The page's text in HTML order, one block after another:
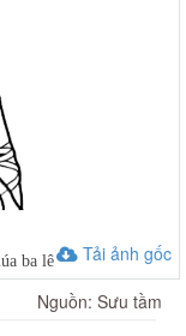
Tải ảnh gốc
ba lê
Nguồn: Sưu tầm